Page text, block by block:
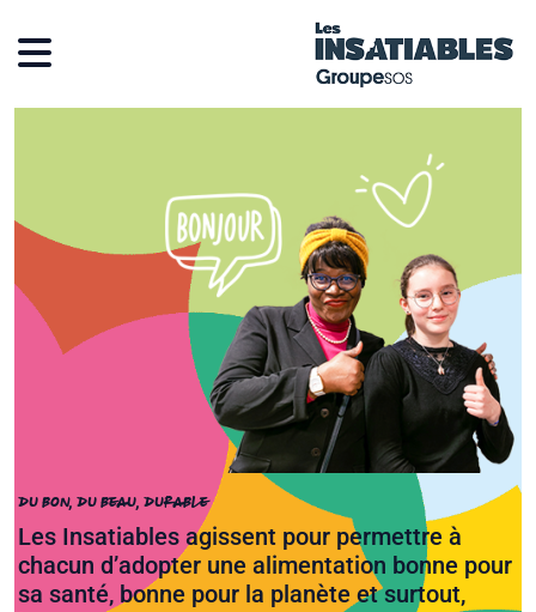
DU BON, DU BEAU, DURABLE
Les Insatiables agissent pour permettre à
chacun d’adopter une alimentation bonne pour
sa santé, bonne pour la planète et surtout,